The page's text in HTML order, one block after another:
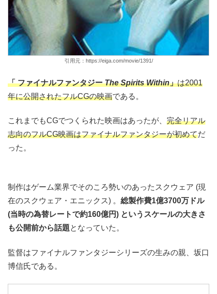
引用元：https://eiga.com/movie/1391/
「 ファイナルファンタジーThe Spirits Within」は2001
年に公開されたフルCGの映画である。
これまでもCGでつくられた映画はあったが、 完全リアル
志向のフルCG映画はファイナルファンタジーが初めてだ
った。
制作はゲーム業界でそのころ勢いのあったスクウェア (現
在のスクウェア・エニックス) 。 総製作費1億3700万ドル
(当時の為替レートで約160億円) というスケールの大きさ
も公開前から話題となっていた。
監督はファイナルファンタジーシリーズの生みの親、坂口
博信氏である。